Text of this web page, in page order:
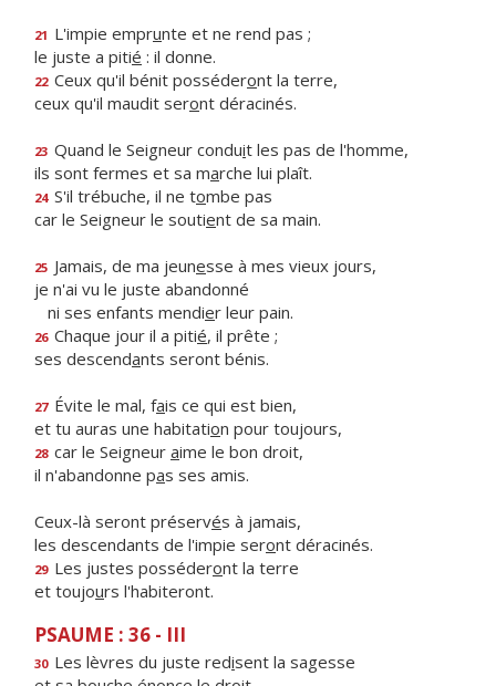
21 L'impie emprunte et ne rend pas ;
le juste a pitié : il donne.
22 Ceux qu'il bénit posséderont la terre,
ceux qu'il maudit seront déracinés.
23 Quand le Seigneur conduit les pas de l'homme,
ils sont fermes et sa marche lui plaît.
24 S'il trébuche, il ne tombe pas
car le Seigneur le soutient de sa main.
25 Jamais, de ma jeunesse à mes vieux jours,
je n'ai vu le juste abandonné
ni ses enfants mendier leur pain.
26 Chaque jour il a pitié, il prête ;
ses descendants seront bénis.
27 Évite le mal, fais ce qui est bien,
et tu auras une habitation pour toujours,
28 car le Seigneur aime le bon droit,
il n'abandonne pas ses amis.
Ceux-là seront préservés à jamais,
les descendants de l'impie seront déracinés.
29 Les justes posséderont la terre
et toujours l'habiteront.
PSAUME : 36 - III
30 Les lèvres du juste redisent la sagesse